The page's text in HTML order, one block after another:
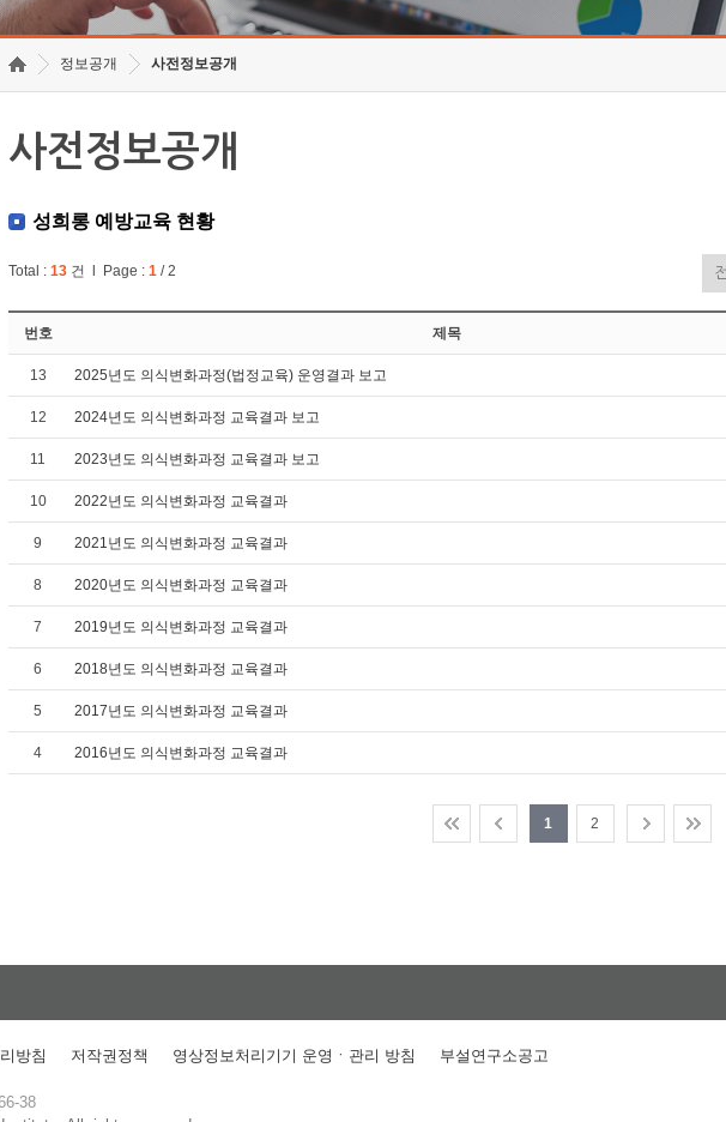
감사결과공개
정보공개 사전정보공개
사전정보공개
성희롱 예방교육 현황
Total :13 건 l Page :1 / 2
번호 제목
13 2025년도 의식변화과정(법정교육) 운영결과 보고
12 2024년도 의식변화과정 교육결과 보고
11 2023년도 의식변화과정 교육결과 보고
10 2022년도 의식변화과정 교육결과
9 2021년도 의식변화과정 교육결과
8 2020년도 의식변화과정 교육결과
7 2019년도 의식변화과정 교육결과
6 2018년도 의식변화과정 교육결과
5 2017년도 의식변화과정 교육결과
4 2016년도 의식변화과정 교육결과
1 2
방침 저작권정책 영상정보처리기기 운영ㆍ관리 방침 부설연구소공고
38